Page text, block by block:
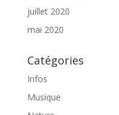
juillet 2020
mai 2020
Catégories
Infos
Musique